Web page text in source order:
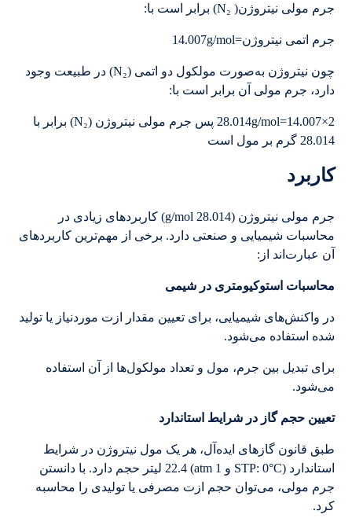
جرم مولی نیتروژن( N₂) برابر است با:
جرم اتمی نیتروژن=14.007g/mol
چون نیتروژن به‌صورت مولکول دو اتمی (N₂) در طبیعت وجود
دارد، جرم مولی آن برابر است با:
2×14.007=28.014g/mol پس جرم مولی نیتروژن (N₂) برابر با
28.014 گرم بر مول است
کاربرد
جرم مولی نیتروژن (28.014 g/mol) کاربردهای زیادی در
محاسبات شیمیایی و صنعتی دارد. برخی از مهم‌ترین کاربردهای
آن عبارت‌اند از:
محاسبات استوکیومتری در شیمی
در واکنش‌های شیمیایی، برای تعیین مقدار ازت موردنیاز یا تولید
شده استفاده می‌شود.
برای تبدیل بین جرم، مول و تعداد مولکول‌ها از آن استفاده
می‌شود.
تعیین حجم گاز در شرایط استاندارد
طبق قانون گازهای ایده‌آل، هر یک مول نیتروژن در شرایط
استاندارد (STP: 0°C و 1 atm) 22.4 لیتر حجم دارد. با دانستن
جرم مولی، می‌توان حجم ازت مصرفی یا تولیدی را محاسبه
کرد.